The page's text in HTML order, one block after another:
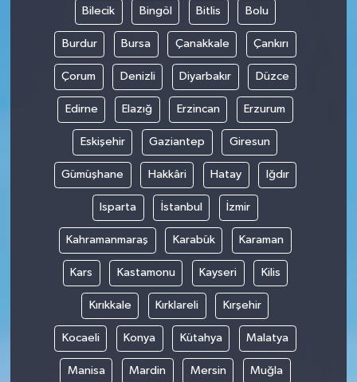
Bilecik Bingöl Bitlis Bolu
Burdur Bursa Çanakkale Çankırı
Çorum Denizli Diyarbakır Düzce
Edirne Elazığ Erzincan Erzurum
Eskişehir Gaziantep Giresun
Gümüşhane Hakkâri Hatay Iğdır
Isparta İstanbul İzmir
Kahramanmaraş Karabük Karaman
Kars Kastamonu Kayseri Kilis
Kırıkkale Kırklareli Kırşehir
Kocaeli Konya Kütahya Malatya
Manisa Mardin Mersin Muğla